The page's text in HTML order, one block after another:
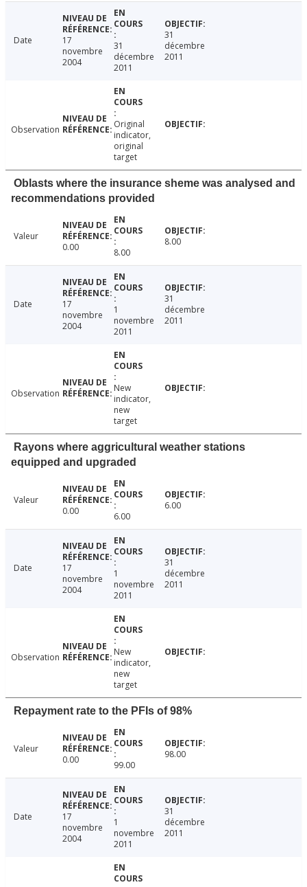
Date
17
novembre
2004
31
décembre
2011
31
décembre
2011
Observation
Original
indicator,
original
target
Oblasts where the insurance sheme was analysed and
recommendations provided
Valeur
0.00
8.00
8.00
Date
17
novembre
2004
1
novembre
2011
31
décembre
2011
Observation
New
indicator,
new
target
Rayons where aggricultural weather stations
equipped and upgraded
Valeur
0.00
6.00
6.00
Date
17
novembre
2004
1
novembre
2011
31
décembre
2011
Observation
New
indicator,
new
target
Repayment rate to the PFIs of 98%
Valeur
0.00
99.00
98.00
Date
17
novembre
2004
1
novembre
2011
31
décembre
2011